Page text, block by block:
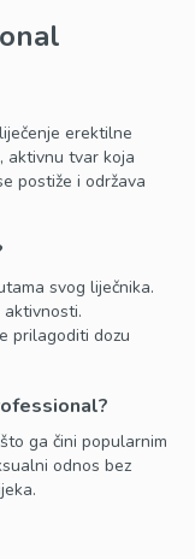
erektilne
aktivnu tvar koja
postiže i održava
svog liječnika.
prilagoditi dozu
ga čini popularnim
odnos bez